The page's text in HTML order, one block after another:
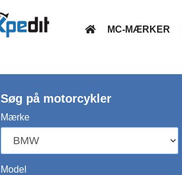
MC-MÆRKER
Søg på motorcykler
Mærke
Model